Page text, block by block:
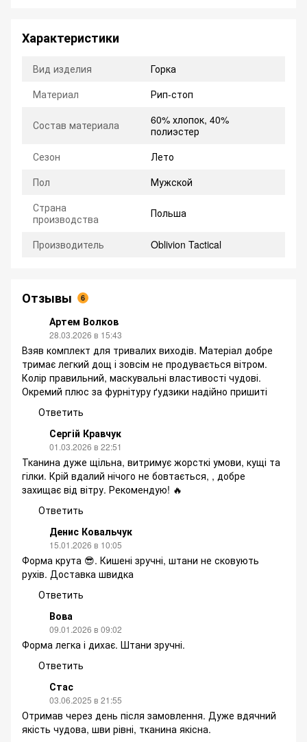
Характеристики
Вид изделия
Горка
Материал
Рип-стоп
Состав материала
60% хлопок, 40%
полиэстер
Сезон
Лето
Пол
Мужской
Страна
производства
Польша
Производитель Oblivion Tactical
Отзывы 6
Артем Волков
28.03.2026 в 15:43
Взяв комплект для тривалих виходів. Матеріал добре
тримає легкий дощ і зовсім не продувається вітром.
Колір правильний, маскувальні властивості чудові.
Окремий плюс за фурнітуру ґудзики надійно пришиті
Ответить
Сергій Кравчук
01.03.2026 в 22:51
Тканина дуже щільна, витримує жорсткі умови, кущі та
гілки. Крій вдалий нічого не бовтається, , добре
захищає від вітру. Рекомендую! 🔥
Ответить
Денис Ковальчук
15.01.2026 в 10:05
Форма крута 😎. Кишені зручні, штани не сковують
рухів. Доставка швидка
Ответить
Вова
09.01.2026 в 09:02
Форма легка і дихає. Штани зручні.
Ответить
Стас
03.06.2025 в 21:55
Отримав через день після замовлення. Дуже вдячний
якість чудова, шви рівні, тканина якісна.